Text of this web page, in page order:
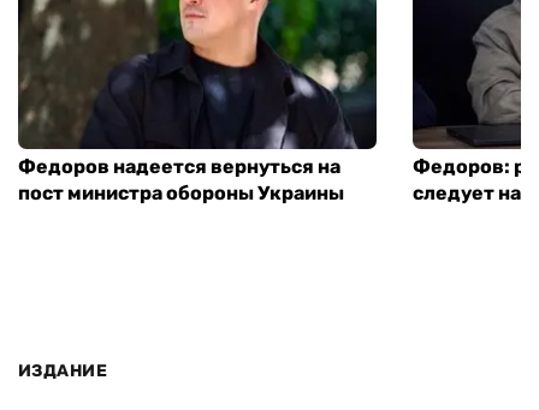
Федоров надеется вернуться на
пост министра обороны Украины
Федоров:
следует
ИЗДАНИЕ